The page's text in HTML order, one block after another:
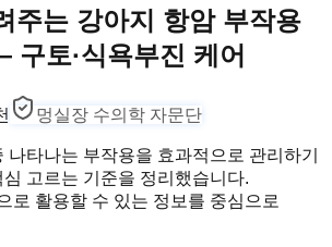
주는 강아지 항암 부작용
토·식욕부진 케어
멍실장 수의학 자문단
나타나는 부작용을 효과적으로 관리하기
고르는 기준을 정리했습니다.
로 활용할 수 있는 정보를 중심으로